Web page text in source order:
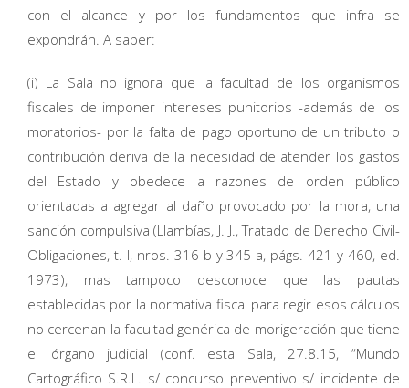
con el alcance y por los fundamentos que infra se
expondrán. A saber:
(i) La Sala no ignora que la facultad de los organismos
fiscales de imponer intereses punitorios -además de los
moratorios- por la falta de pago oportuno de un tributo o
contribución deriva de la necesidad de atender los gastos
del Estado y obedece a razones de orden público
orientadas a agregar al daño provocado por la mora, una
sanción compulsiva (Llambías, J. J., Tratado de Derecho Civil-
Obligaciones, t. I, nros. 316 b y 345 a, págs. 421 y 460, ed.
1973), mas tampoco desconoce que las pautas
establecidas por la normativa fiscal para regir esos cálculos
no cercenan la facultad genérica de morigeración que tiene
el órgano judicial (conf. esta Sala, 27.8.15, “Mundo
Cartográfico S.R.L. s/ concurso preventivo s/ incidente de